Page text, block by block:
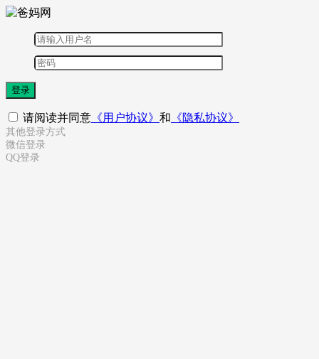
登录
请阅读并同意 《用户协议》 和 《隐私协议》
其他登录方式
微信登录
QQ登录